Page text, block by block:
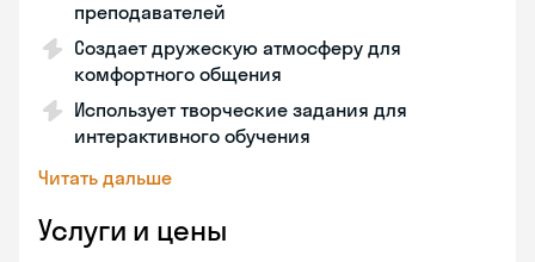
преподавателей
Создает дружескую атмосферу для
комфортного общения
Использует творческие задания для
интерактивного обучения
Читать дальше
Услуги и цены